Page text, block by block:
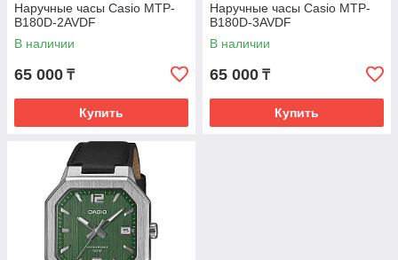
Наручные часы Casio MTP-
B180D-2AVDF
В наличии
65 000 ₸
Купить
Наручные часы Casio MTP-
B180D-3AVDF
В наличии
65 000 ₸
Купить